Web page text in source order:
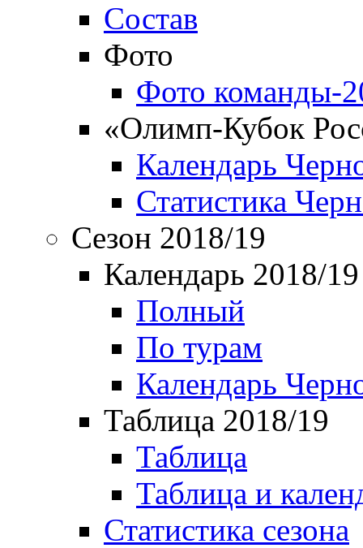
Состав
Фото
Фото команды-
«Олимп-Кубок
Календарь
Статистика
Сезон 2018/19
Календарь 2018/19
Полный
По турам
Календарь
Таблица 2018/19
Таблица
Таблица и
Статистика сезона